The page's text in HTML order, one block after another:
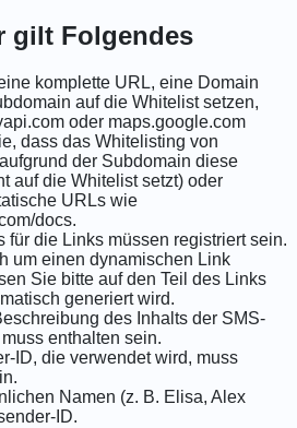
gilt Folgendes
komplette URL, eine Domain
auf die Whitelist setzen,
oder maps.google.com
dass das Whitelisting von
der Subdomain diese
auf die Whitelist setzt) oder
URLs wie
docs.
für die Links müssen registriert sein.
um einen dynamischen Link
Sie bitte auf den Teil des Links
generiert wird.
des Inhalts der SMS-
enthalten sein.
ID, die verwendet wird, muss
Namen (z. B. Elisa, Alex
ID.